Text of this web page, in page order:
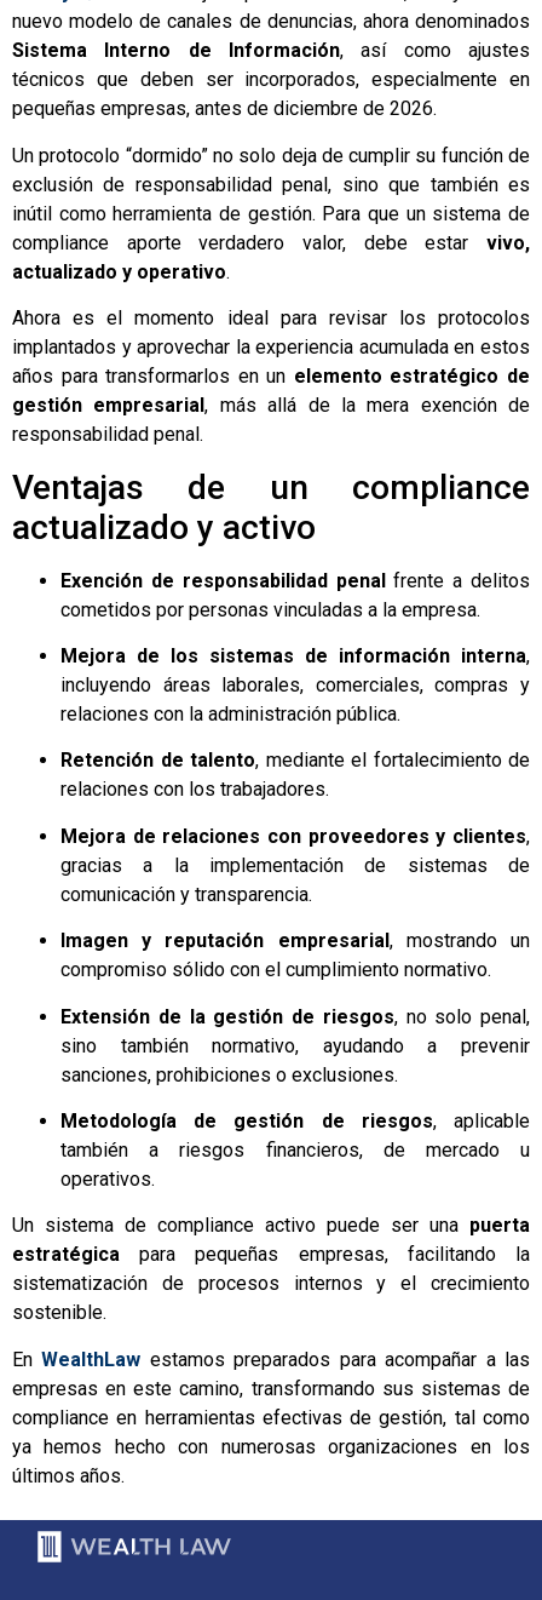
nuevo modelo de canales de denuncias, ahora denominados
Sistema Interno de Información, así como ajustes
técnicos que deben ser incorporados, especialmente en
pequeñas empresas, antes de diciembre de 2026.
Un protocolo “dormido” no solo deja de cumplir su función de
exclusión de responsabilidad penal, sino que también es
inútil como herramienta de gestión. Para que un sistema de
compliance aporte verdadero valor, debe estar vivo,
actualizado y operativo.
Ahora es el momento ideal para revisar los protocolos
implantados y aprovechar la experiencia acumulada en estos
años para transformarlos en un elemento estratégico de
gestión empresarial, más allá de la mera exención de
responsabilidad penal.
Ventajas de un compliance
actualizado y activo
Exención de responsabilidad penalfrente a delitos
cometidos por personas vinculadas a la empresa.
Mejora de los sistemas de información interna,
incluyendo áreas laborales, comerciales, compras y
relaciones con la administración pública.
Retención de talento, mediante el fortalecimiento de
relaciones con los trabajadores.
Mejora de relaciones con proveedores y clientes,
gracias a la implementación de sistemas de
comunicación y transparencia.
Imagen y reputación empresarial, mostrando un
compromiso sólido con el cumplimiento normativo.
Extensión de la gestión de riesgos, no solo penal,
sino también normativo, ayudando a prevenir
sanciones, prohibiciones o exclusiones.
Metodología de gestión de riesgos, aplicable
también a riesgos financieros, de mercado u
operativos.
Un sistema de compliance activo puede ser una puerta
estratégica para pequeñas empresas, facilitando la
sistematización de procesos internos y el crecimiento
sostenible.
EnWealthLaw estamos preparados para acompañar a las
empresas en este camino, transformando sus sistemas de
compliance en herramientas efectivas de gestión, tal como
ya hemos hecho con numerosas organizaciones en los
últimos años.